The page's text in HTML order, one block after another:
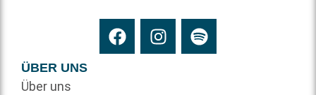
ÜBER UNS
Über uns